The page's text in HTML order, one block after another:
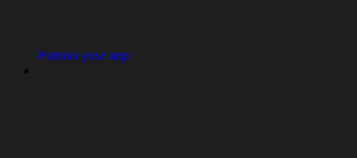
Publish your app